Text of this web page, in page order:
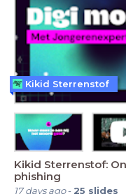
Kikid Sterrenstof:
phishing
17 days ago- 25 slides
Kikid Sterrenstof